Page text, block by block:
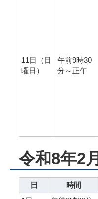
11日（日
曜日）
午前9時30
分～正午
令和8年2月
日 時間